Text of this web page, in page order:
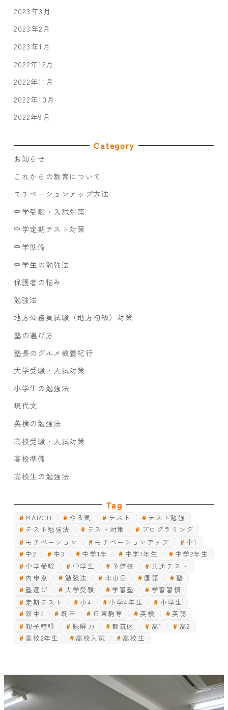
2023年3月
2023年2月
2023年1月
2022年12月
2022年11月
2022年10月
2022年9月
Category
お知らせ
これからの教育について
モチベーションアップ方法
中学受験・入試対策
中学定期テスト対策
中学準備
中学生の勉強法
保護者の悩み
勉強法
地方公務員試験（地方初級）対策
塾の選び方
塾長のグルメ教養紀行
大学受験・入試対策
小学生の勉強法
現代文
英検の勉強法
高校受験・入試対策
高校準備
高校生の勉強法
Tag
MARCH やる気 テスト
テスト勉強
テスト勉強法
テスト対策
プログラミング
モチベーション
モチベーションアップ
中1
中2
中3 中学1年 中学1年生
中学2年生
中学受験
中学生 予備校
共通テスト
内申点
勉強法 北山田 国語
塾
塾選び
大学受験 学習塾
学習習慣
定期テスト
小4 小学4年生
小学生
新中2
既卒 日東駒専 英検
英語
親子喧嘩
読解力 都筑区 高1
高2
高校2年生
高校入試 高校生